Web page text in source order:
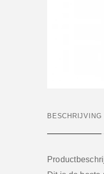
BESCHRIJVING